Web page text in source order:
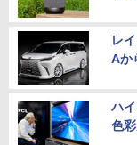
レ
Aか
ハ
色